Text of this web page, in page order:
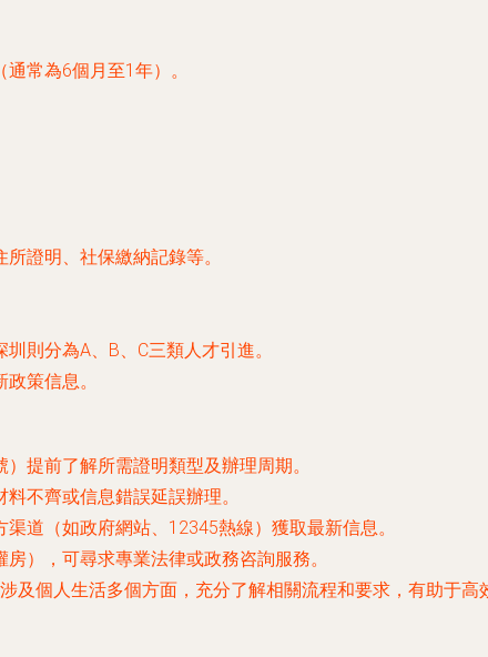
常為6個月至1年）。
證明、社保繳納記錄等。
則分為A、B、C三類人才引進。
策信息。
提前了解所需證明類型及辦理周期。
不齊或信息錯誤延誤辦理。
道（如政府網站、12345熱線）獲取最新信息。
），可尋求專業法律或政務咨詢服務。
及個人生活多個方面，充分了解相關流程和要求，有助于